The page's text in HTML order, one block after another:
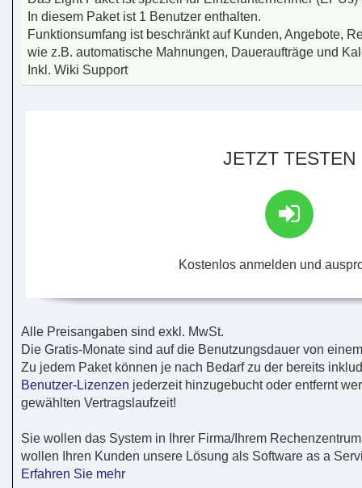
In diesem Paket ist 1 Benutzer enthalten.
Funktionsumfang ist beschränkt auf Kunden, Angebote,
wie z.B. automatische Mahnungen, Daueraufträge und
Inkl. Wiki Support
JETZT TESTEN
Kostenlos anmelden und
Alle Preisangaben sind exkl. MwSt.
Die Gratis-Monate sind auf die Benutzungsdauer von
Zu jedem Paket können je nach Bedarf zu der bereits
Benutzer-Lizenzen jederzeit hinzugebucht oder entfernt
gewählten Vertragslaufzeit!
Sie wollen das System in Ihrer Firma/Ihrem
wollen Ihren Kunden unsere Lösung als Software as a
Erfahren Sie mehr